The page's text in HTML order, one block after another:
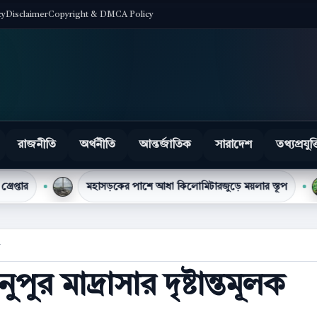
DisclaimerCopyright & DMCA Policy
রাজনীতি অর্থনীতি আন্তর্জাতিক সারাদেশ
মহাসড়কের পাশে আধা কিলোমিটারজুড়ে ময়লার স্তূপ টিসিবির
মাদ্রাসার দৃষ্টান্তমূলক